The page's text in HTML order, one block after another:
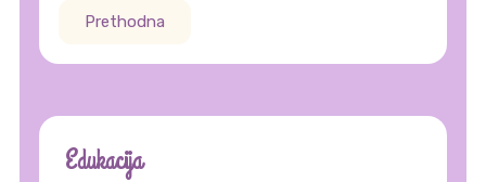
Prethodna
Edukacija